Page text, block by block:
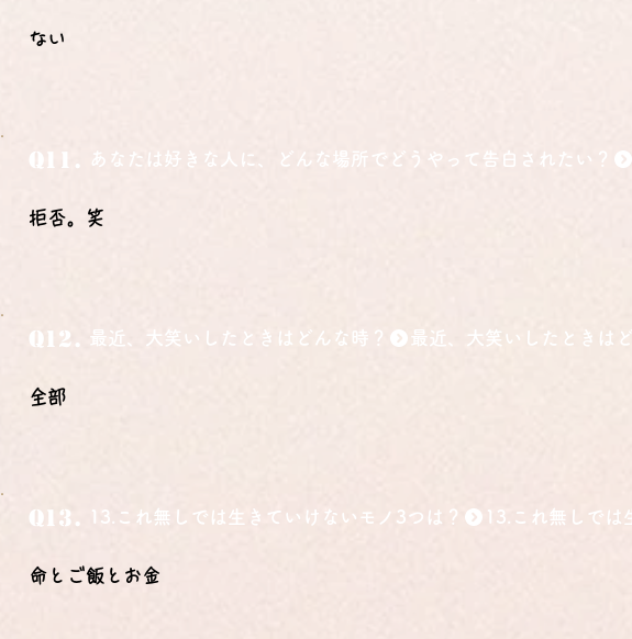
ない
Q11. あなたは好きな人に、どんな場所でどうやって告白されたい？
拒否。笑
Q12. 最近、大笑いしたときはどんな時？
全部
Q13. 13.これ無しでは生きていけないモノ3つは？
命とご飯とお金